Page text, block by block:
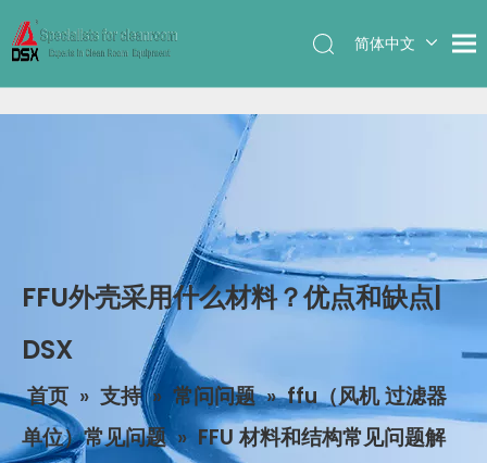
简体中文
FFU外壳采用什么材料？优点和缺点|
DSX
首页 » 支持 » 常问问题 »ffu（风机 过滤器
单位）常见问题 » FFU 材料和结构常见问题解